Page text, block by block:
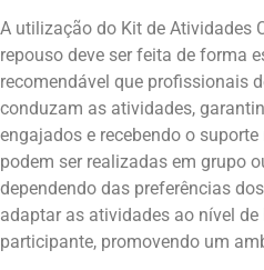
A utilização do Kit de Atividades
repouso deve ser feita de forma
recomendável que profissionais
conduzam as atividades,
engajados e recebendo o
podem ser realizadas em grupo
dependendo das preferências
adaptar as atividades ao nível
participante, promovendo um